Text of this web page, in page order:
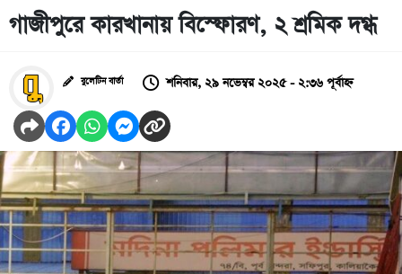
গাজীপুরে কারখানায় বিস্ফোরণ, ২ শ্রমিক দগ্ধ
বুলেটিন বার্তা শনিবার, ২৯ নভেম্বর ২০২৫ - ২:৩৬ পূর্বাহ্ন